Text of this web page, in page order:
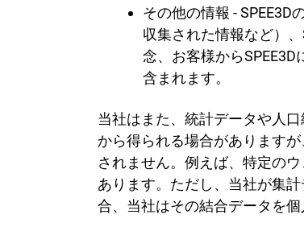
その他の情報 -
収集された情報など）
念、お客様から
含まれます。
当社はまた、統計データや人
から得られる場合があります
されません。例えば、特定の
あります。ただし、当社が集
合、当社はその結合データを